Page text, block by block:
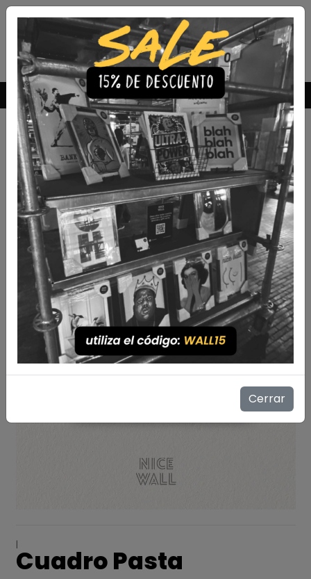
Envío Gratis a todo Chile comprando 3 o más productos
|
Cuadro Pasta
Cerrar